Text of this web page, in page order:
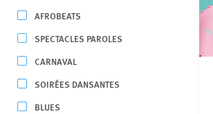
AFROBEATS
SPECTACLES PAROLES
CARNAVAL
SOIRÉES DANSANTES
BLUES